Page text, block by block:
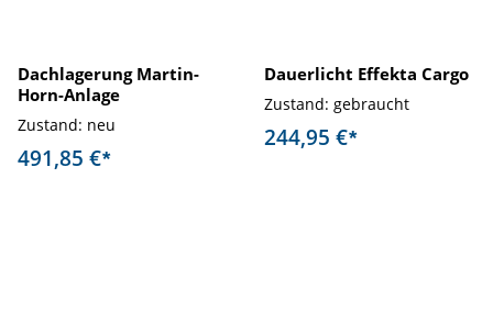
Dachlagerung Martin-
Horn-Anlage
Zustand: neu
491,85 €*
Dauerlicht Effekta Cargo
Zustand: gebraucht
244,95 €*